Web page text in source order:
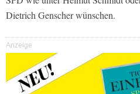
Dietrich Genscher wünschen.
Anzeige